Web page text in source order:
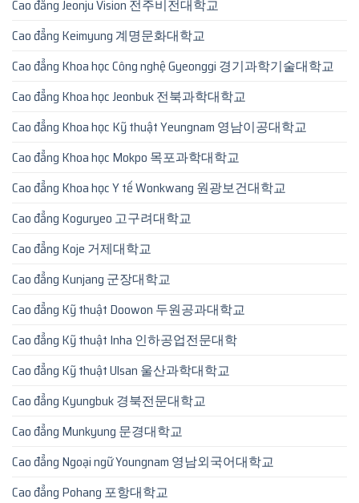
Cao đẳng Jeonju Vision 전주비전대학교
Cao đẳng Keimyung 계명문화대학교
Cao đẳng Khoa học Công nghệ Gyeonggi 경기과학기술대학교
Cao đẳng Khoa học Jeonbuk 전북과학대학교
Cao đẳng Khoa học Kỹ thuật Yeungnam 영남이공대학교
Cao đẳng Khoa học Mokpo 목포과학대학교
Cao đẳng Khoa học Y tế Wonkwang 원광보건대학교
Cao đẳng Koguryeo 고구려대학교
Cao đẳng Koje 거제대학교
Cao đẳng Kunjang 군장대학교
Cao đẳng Kỹ thuật Doowon 두원공과대학교
Cao đẳng Kỹ thuật Inha 인하공업전문대학
Cao đẳng Kỹ thuật Ulsan 울산과학대학교
Cao đẳng Kyungbuk 경북전문대학교
Cao đẳng Munkyung 문경대학교
Cao đẳng Ngoại ngữ Youngnam 영남외국어대학교
Cao đẳng Pohang 포항대학교